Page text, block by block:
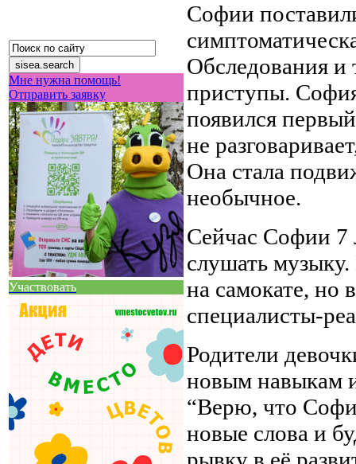
Мне нужна помощь!
Отправить заявку
Участвовать
Софии
Обследования и
приступы.
появился
не
Она стала
необычное.
Сейчас Софии 7
слушать музыку.
на самокате, но
специалисты-
Родители
новым навыкам
“Верю, что
новые слова и